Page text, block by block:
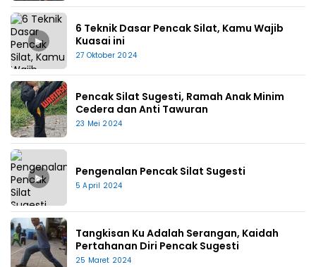
▶
6 Teknik Dasar Pencak Silat, Kamu Wajib
Kuasai ini
27 Oktober 2024
Pencak Silat Sugesti, Ramah Anak Minim
Cedera dan Anti Tawuran
23 Mei 2024
▶ Pengenalan Pencak Silat Sugesti
5 April 2024
Tangkisan Ku Adalah Serangan, Kaidah
Pertahanan Diri Pencak Sugesti
25 Maret 2024